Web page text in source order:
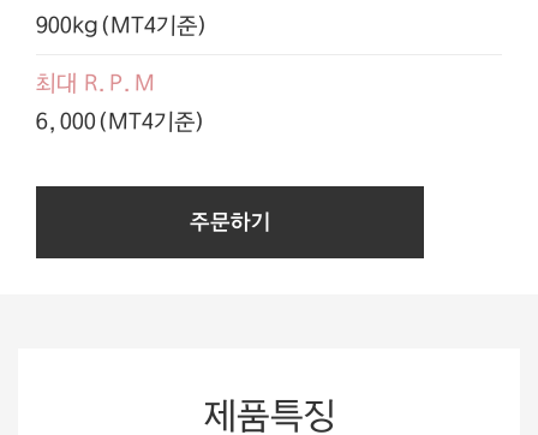
900kg(MT4기준)
최대 R.P.M
6,000(MT4기준)
주문하기
제품특징